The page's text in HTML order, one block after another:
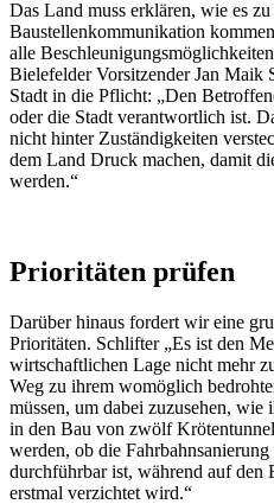
Das Land muss erklären, wie es
Baustellenkommunikation
alle
Bielefelder Vorsitzender Jan Maik
Stadt in die Pflicht: „Den
oder die Stadt verantwortlich ist.
nicht hinter Zuständigkeiten
dem Land Druck machen, damit
werden.“
Prioritäten prüfen
Darüber hinaus fordert wir eine
Prioritäten. Schlifter „Es ist den
wirtschaftlichen Lage nicht mehr
Weg zu ihrem womöglich
müssen, um dabei zuzusehen, wie
in den Bau von zwölf
werden, ob die
durchführbar ist, während auf den
erstmal verzichtet wird.“